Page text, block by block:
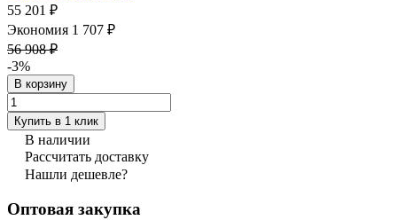
55 201 ₽
Экономия 1 707 ₽
56 908 ₽
-3%
В корзину
Купить в 1 клик
В наличии
Рассчитать доставку
Нашли дешевле?
Оптовая закупка